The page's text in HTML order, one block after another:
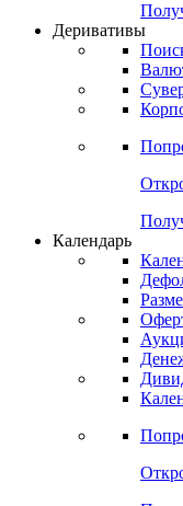
Деривативы
Календарь